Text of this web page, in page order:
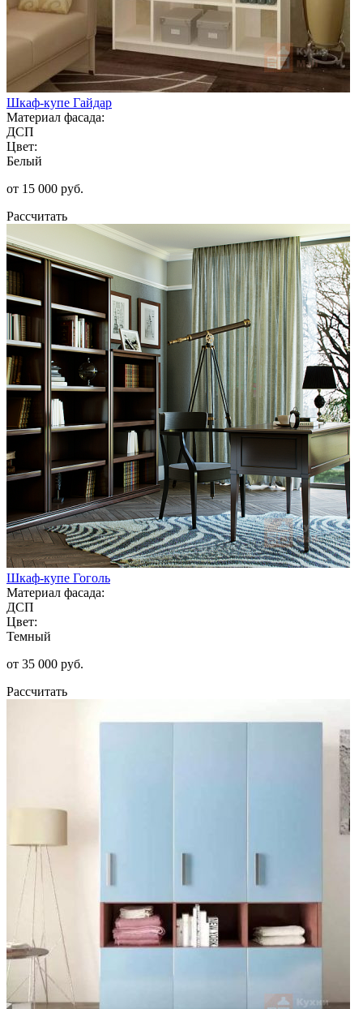
Шкаф-купе Гайдар
Материал фасада:
ДСП
Цвет:
Белый
от 15 000 руб.
Рассчитать
Шкаф-купе Гоголь
Материал фасада:
ДСП
Цвет:
Темный
от 35 000 руб.
Рассчитать